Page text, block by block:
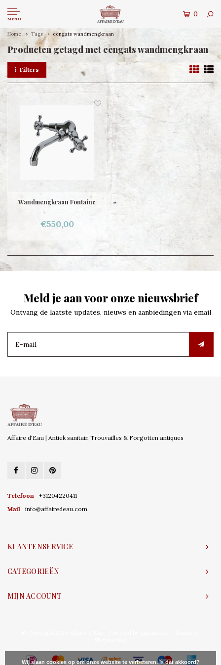
MENU
0
Home Tags eengats wandmengkraan
Producten getagd met eengats wandmengkraan
Filters
Wandmengkraan Fontaine
€550,00
Meld je aan voor onze nieuwsbrief
Ontvang de laatste updates, nieuws en aanbiedingen via email
Affaire d'Eau | Antiek sanitair, Trouvailles & Forgotten antiques
Telefoon
+31204220411
Mail
info@affairedeau.com
KLANTENSERVICE
CATEGORIEËN
MIJN ACCOUNT
Wij slaan cookies op om onze website te verbeteren. Is dat akkoord?